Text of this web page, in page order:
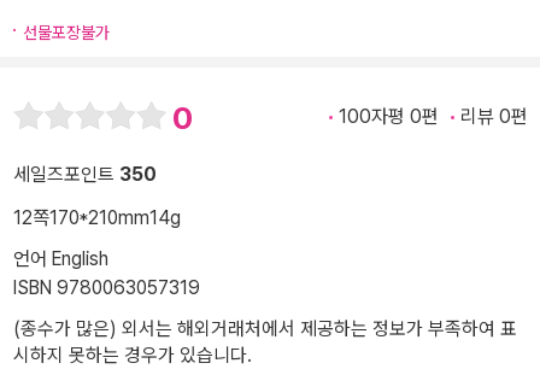
선물포장불가
0 100자평 0편 리뷰 0편
세일즈포인트 350
12쪽170*210mm14g
언어 English
ISBN 9780063057319
(종수가 많은) 외서는 해외거래처에서 제공하는 정보가 부족하여 표
시하지 못하는 경우가 있습니다.